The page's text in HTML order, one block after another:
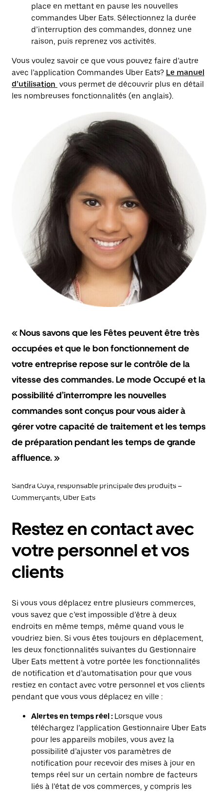
place en mettant en pause les nouvelles
commandes Uber Eats. Sélectionnez la durée
d’interruption des commandes, donnez une
raison, puis reprenez vos activités.
Vous voulez savoir ce que vous pouvez faire d’autre
avec l’application Commandes Uber Eats? Le manuel
d’utilisation vous permet de découvrir plus en détail
les nombreuses fonctionnalités (en anglais).
« Nous savons que les Fêtes peuvent être très
occupées et que le bon fonctionnement de
votre entreprise repose sur le contrôle de la
vitesse des commandes. Le mode Occupé et la
possibilité d’interrompre les nouvelles
commandes sont conçus pour vous aider à
gérer votre capacité de traitement et les temps
de préparation pendant les temps de grande
affluence. »
Sandra Cuya, responsable principale des produits –
Commerçants, Uber Eats
Restez en contact avec
votre personnel et vos
clients
Si vous vous déplacez entre plusieurs commerces,
vous savez que c’est impossible d’être à deux
endroits en même temps, même quand vous le
voudriez bien. Si vous êtes toujours en déplacement,
les deux fonctionnalités suivantes du Gestionnaire
Uber Eats mettent à votre portée les fonctionnalités
de notification et d’automatisation pour que vous
restiez en contact avec votre personnel et vos clients
pendant que vous vous déplacez en ville :
Alertes en temps réel : Lorsque vous
téléchargez l’application Gestionnaire Uber Eats
pour les appareils mobiles, vous avez la
possibilité d’ajuster vos paramètres de
notification pour recevoir des mises à jour en
temps réel sur un certain nombre de facteurs
liés à l’état de vos commerces, y compris les